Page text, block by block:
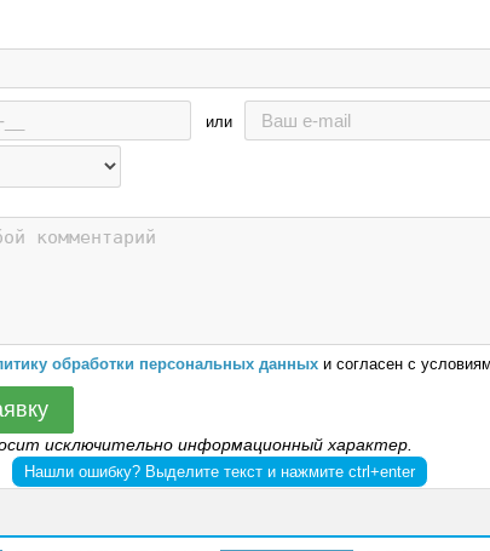
или
обработки персональных данных и согласен с
исключительно информационный характер.
Нашли ошибку? Выделите текст и нажмите ctrl+enter